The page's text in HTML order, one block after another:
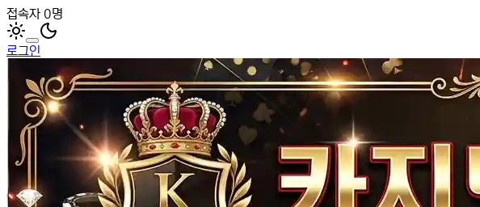
접속자 0명
로그인